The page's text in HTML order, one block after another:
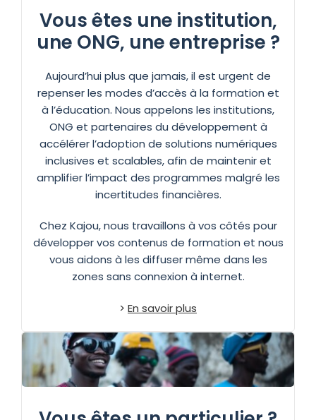
Vous êtes une institution,
une ONG, uneentreprise ?
Aujourd’hui plus que jamais, il est urgent de
repenser les modes d’accès à la formation et
à l’éducation. Nous appelons les institutions,
ONG et partenaires du développement à
accélérer l’adoption de solutions numériques
inclusives et scalables, afin de maintenir et
amplifier l’impact des programmes malgré les
incertitudes financières.
Chez Kajou, nous travaillons à vos côtés pour
développer vos contenus de formation et nous
vous aidons à les diffuser même dans les
zones sans connexion à internet.
> En savoir plus